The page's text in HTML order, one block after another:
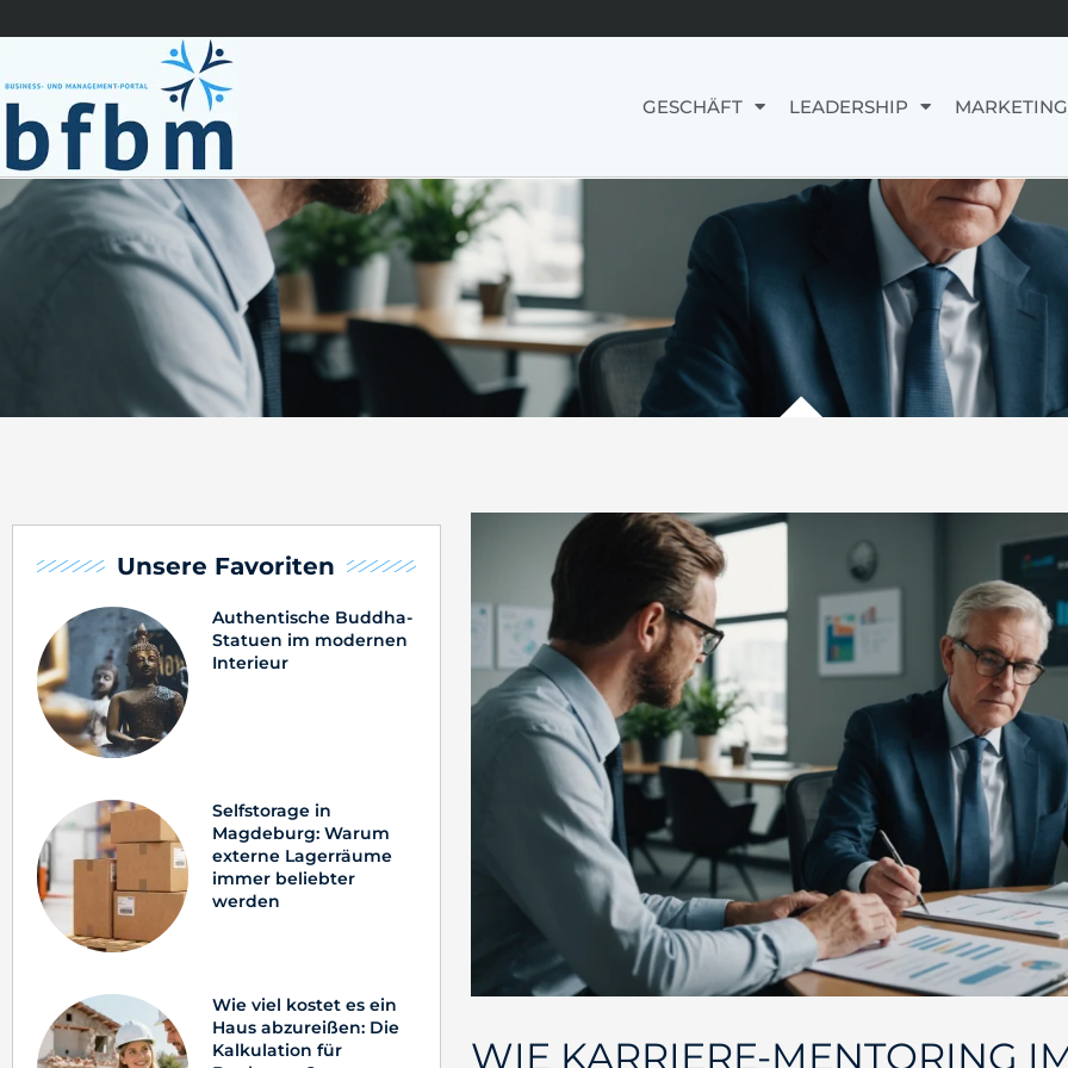
GESCHÄFT LEADERSHIP
Unsere Favoriten
Authentische Buddha-
Statuen im modernen
Interieur
Selfstorage in
Magdeburg: Warum
externe Lagerräume
immer beliebter
werden
Wie viel kostet es ein
Haus abzureißen: Die
Kalkulation für
WIE KARRIERE-MENTORING